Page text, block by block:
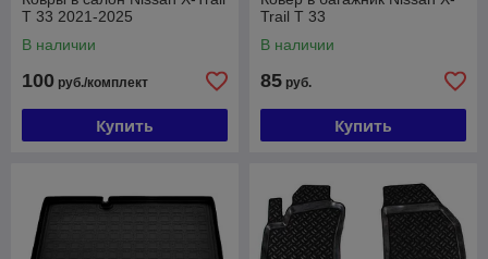
T 33 2021-2025
В наличии
100 руб./комплект
Купить
Trail T 33
В наличии
85 руб.
Купить